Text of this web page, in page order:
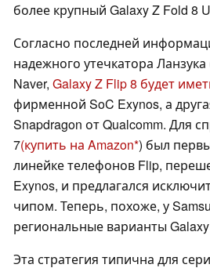
более крупный Galaxy Z Fold 8
Согласно последней
надежного утечкатора
Naver, Galaxy Z Flip 8 будет
фирменной SoC Exynos, а
Snapdragon от Qualcomm. Для
7(купить на Amazon ) был
линейке телефонов Flip,
Exynos, и предлагался
чипом. Теперь, похоже, у
региональные варианты
Эта стратегия типична для